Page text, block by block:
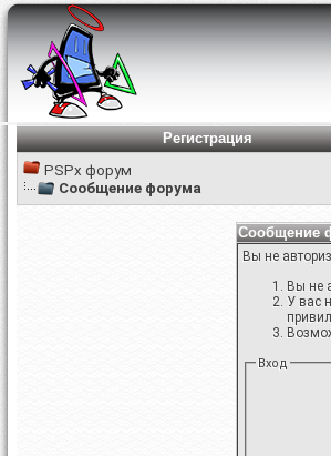
Регистрация
PSPx форум
Сообщение форума
Сообщение
Вы не
Вы не
У вас
Вход